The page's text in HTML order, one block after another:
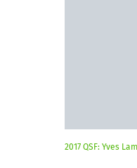
2017 QSF: Yves